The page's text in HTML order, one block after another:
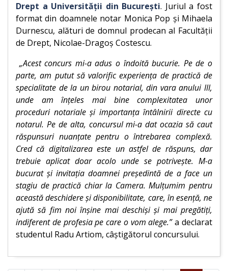
Drept a Universităţii din Bucureşti. Juriul a fost
format din doamnele notar Monica Pop şi Mihaela
Durnescu, alături de domnul prodecan al Facultăţii
de Drept, Nicolae-Dragoş Costescu.
„Acest concurs mi-a adus o îndoită bucurie. Pe de o
parte, am putut să valorific experienţa de practică de
specialitate de la un birou notarial, din vara anului III,
unde am înţeles mai bine complexitatea unor
proceduri notariale şi importanţa întâlnirii directe cu
notarul. Pe de alta, concursul mi-a dat ocazia să caut
răspunsuri nuanţate pentru o întrebarea complexă.
Cred că digitalizarea este un astfel de răspuns, dar
trebuie aplicat doar acolo unde se potriveşte. M-a
bucurat şi invitaţia doamnei preşedintă de a face un
stagiu de practică chiar la Camera. Mulţumim pentru
această deschidere şi disponibilitate, care, în esenţă, ne
ajută să fim noi înşine mai deschişi şi mai pregătiţi,
indiferent de profesia pe care o vom alege.”a declarat
studentul Radu Artiom, câştigătorul concursului.